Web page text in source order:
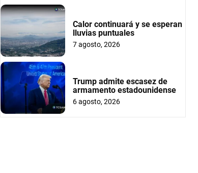
Calor continuará y se esperan
lluvias puntuales
7 agosto, 2026
Trump admite escasez de
armamento estadounidense
6 agosto, 2026